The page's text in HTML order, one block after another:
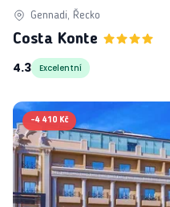
Gennadi, Řecko
Costa Konte
4.3
Excelentní
-4 410 Kč